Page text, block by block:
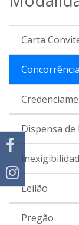
Carta
Dispensa de
Leilão
Pregão